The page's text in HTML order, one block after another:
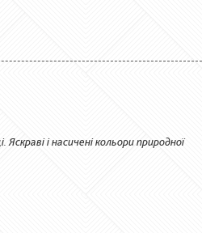
і насичені кольори природної